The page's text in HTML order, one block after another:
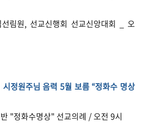
림원, 선교신행회 선교신앙대회 _ 오
정원주님 음력 5월 보름 “​정화수 명상
"정화수명상" 선교의례 / 오전 9시